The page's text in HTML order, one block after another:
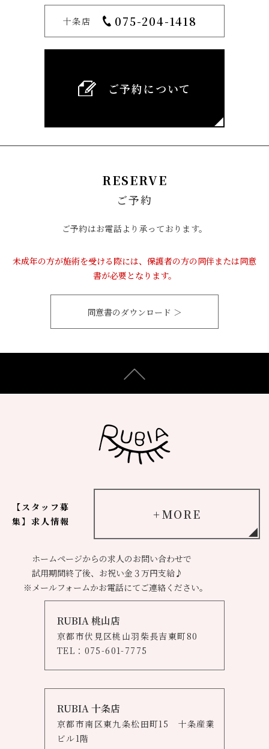
十条店 075-204-1418
ご予約について
RESERVE
ご予約
ご予約はお電話より承っております。
未成年の方が施術を受ける際には、保護者の方の同伴または同意
書が必要となります。
同意書のダウンロード ＞
【スタッフ募
集】求人情報
MORE
ホームページからの求人のお問い合わせで
試用期間終了後、お祝い金３万円支給♪
※メールフォームかお電話にてご連絡ください。
RUBIA 桃山店
京都市伏見区桃山羽柴長吉東町80
​​​​​​​TEL： 075-601-7775
RUBIA 十条店
京都市南区東九条松田町15 十条産業
ビル1階